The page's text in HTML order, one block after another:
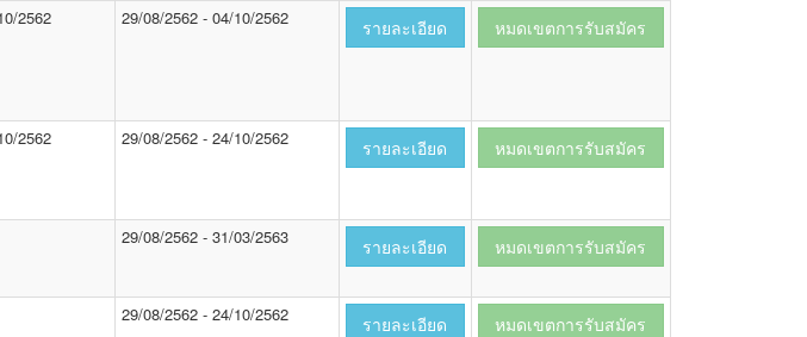
2562 29/08/2562 - 04/10/2562 รายละเอียด หมดเขตการรับสมัคร
2562 29/08/2562 - 24/10/2562 รายละเอียด หมดเขตการรับสมัคร
29/08/2562 - 31/03/2563 รายละเอียด หมดเขตการรับสมัคร
29/08/2562 - 24/10/2562 รายละเอียด หมดเขตการรับสมัคร